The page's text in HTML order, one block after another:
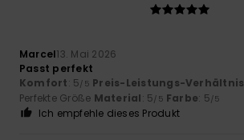
Marcel13. Mai 2026
Passt perfekt
Komfort: 5/5 Preis-Leistungs-Verhältnis
Perfekte Größe Material: 5/5 Farbe: 5/5
Ich empfehle dieses Produkt